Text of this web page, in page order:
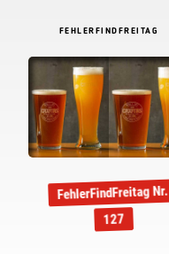
FEHLERFINDFREITAG
FehlerFindFreitag Nr.
127